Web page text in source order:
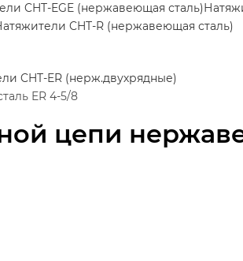
цепи
CHT-EGE (нержавеющая сталь)
CHT-R (нержавеющая сталь)
CHT-ER (нерж.двухрядные)
ER 4-5/8